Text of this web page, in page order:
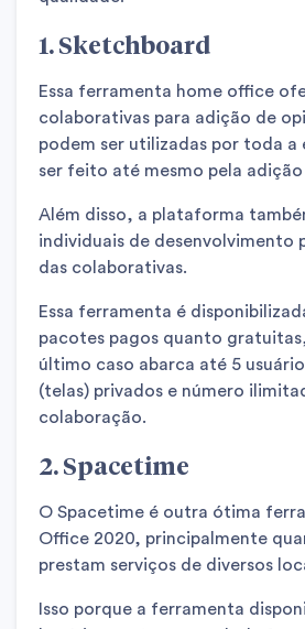
1. Sketchboard
Essa ferramenta home office
colaborativas para adição de
podem ser utilizadas por toda a
ser feito até mesmo pela adição
Além disso, a plataforma
individuais de desenvolvimento
das colaborativas.
Essa ferramenta é
pacotes pagos quanto
último caso abarca até 5
(telas) privados e número
colaboração.
2. Spacetime
O Spacetime é outra ótima
Office 2020, principalmente
prestam serviços de diversos
Isso porque a ferramenta